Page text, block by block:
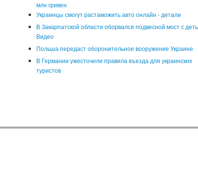
млн гривен
Украинцы смогут растаможить авто онлайн - детали
В Закарпатской области оборвался подвесной мост с
Видео
Польша передаст оборонительное вооружение Украине
В Германии ужесточили правила въезда для украинских
туристов